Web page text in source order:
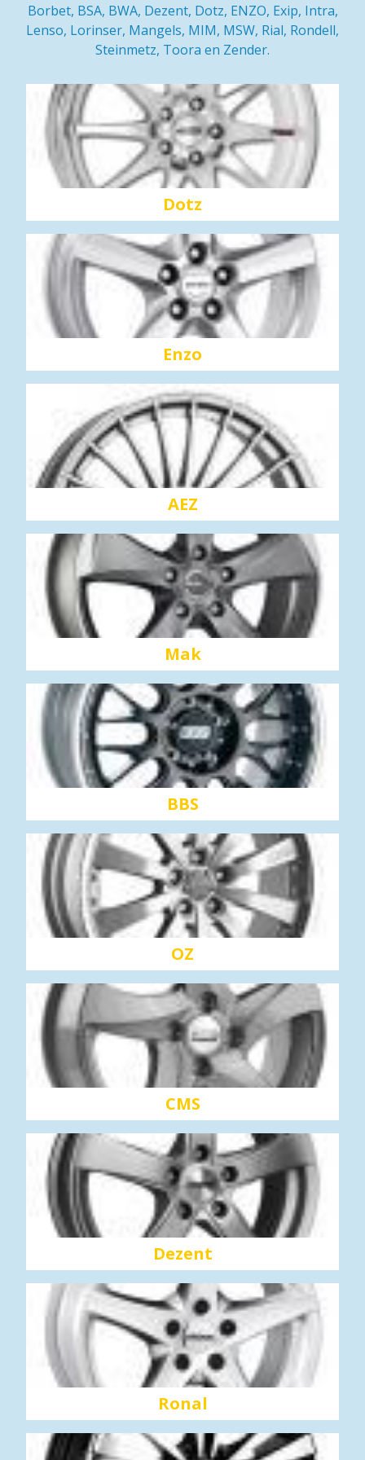
Borbet, BSA, BWA, Dezent, Dotz, ENZO, Exip, Intra,
Lenso, Lorinser, Mangels, MIM, MSW, Rial, Rondell,
Steinmetz, Toora en Zender.
Dotz
Enzo
AEZ
Mak
BBS
OZ
CMS
Dezent
Ronal